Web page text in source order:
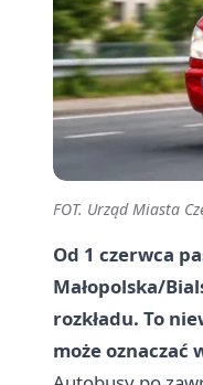
FOT. Urząd Miasta
Od 1 czerwca
Małopolska/
rozkładu. To
może oznaczać